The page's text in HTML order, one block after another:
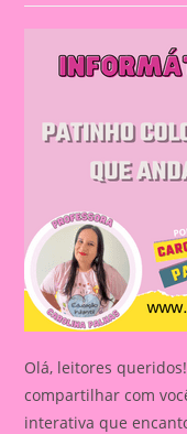
Olá, leitores
compartilhar com
interativa que